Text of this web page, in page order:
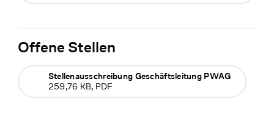
Offene Stellen
Stellenausschreibung Geschäftsleitung PWAG
259,76 KB, PDF